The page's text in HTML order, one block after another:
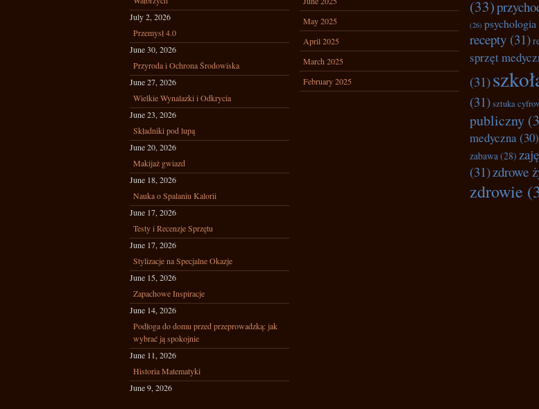
July 2, 2026
Przemysł 4.0
June 30, 2026
Przyroda i Ochrona Środowiska
June 27, 2026
Wielkie Wynalazki i Odkrycia
June 23, 2026
Składniki pod lupą
June 20, 2026
Makijaż gwiazd
June 18, 2026
Nauka o Spalaniu Kalorii
June 17, 2026
Testy i Recenzje Sprzętu
June 17, 2026
Stylizacje na Specjalne Okazje
June 15, 2026
Zapachowe Inspiracje
June 14, 2026
Podłoga do domu przed przeprowadzką: jak
wybrać ją spokojnie
June 11, 2026
Historia Matematyki
June 9, 2026
May 2025
April 2025
March 2025
February 2025
(33)
(26) psychologia
recepty (31)
sprzęt
(31)
(31)sztuka
publiczny
medyczna(30)
zabawa(28)
(31)zdrowe
zdrowie